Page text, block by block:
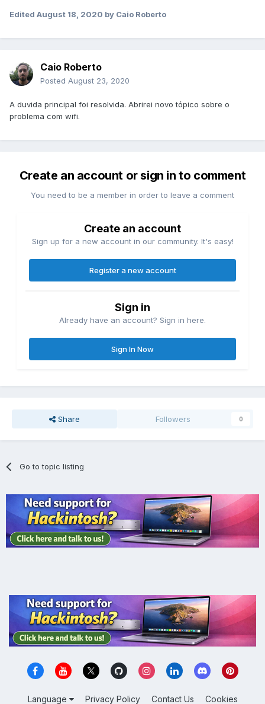
Edited August 18, 2020 by Caio Roberto
Caio Roberto
Posted August 23, 2020
A duvida principal foi resolvida. Abrirei novo tópico sobre o
problema com wifi.
Create an account or sign in to comment
You need to be a member in order to leave a comment
Create an account
Sign up for a new account in our community. It's easy!
Register a new account
Sign in
Already have an account? Sign in here.
Sign In Now
Share Followers 0
Go to topic listing
Language Privacy Policy Contact Us Cookies